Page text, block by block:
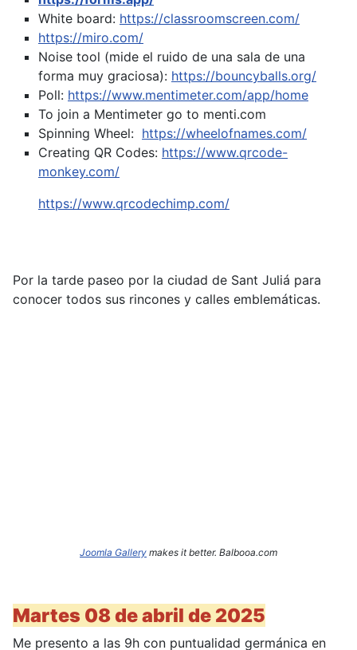
White board: https://classroomscreen.com/
https://miro.com/
Noise tool (mide el ruido de una sala de una
forma muy graciosa): https://bouncyballs.org/
Poll: https://www.mentimeter.com/app/home
To join a Mentimeter go to menti.com
Spinning Wheel: https://wheelofnames.com/
Creating QR Codes: https://www.qrcode-
monkey.com/
https://www.qrcodechimp.com/
Por la tarde paseo por la ciudad de Sant Juliá para
conocer todos sus rincones y calles emblemáticas.
Joomla Gallery makes it better. Balbooa.com
Martes 08 de abril de 2025
Me presento a las 9h con puntualidad germánica en